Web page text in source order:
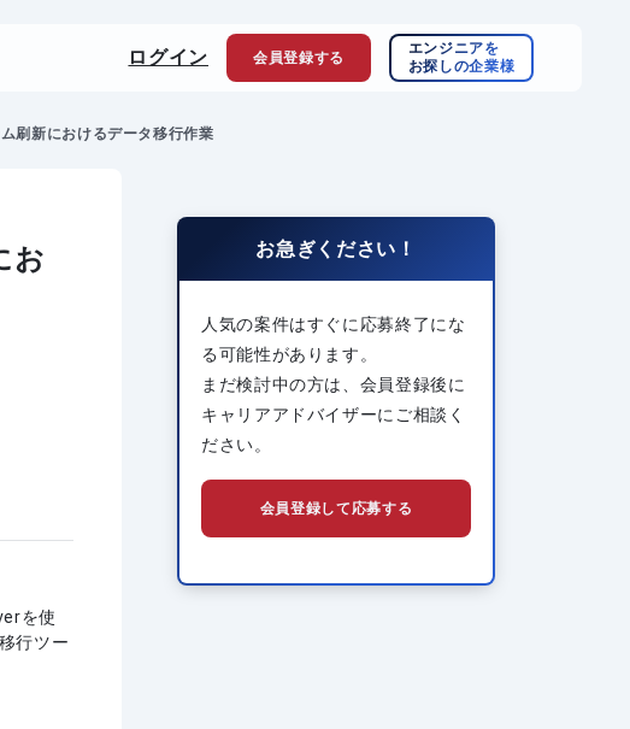
ログイン 会員登録する
エンジニアを
お探しの企業様
刷新におけるデータ移行作業
お
を使
行ツー
お急ぎください！
人気の案件はすぐに応募終了にな
る可能性があります。
まだ検討中の方は、会員登録後に
キャリアアドバイザーにご相談く
ださい。
会員登録して応募する